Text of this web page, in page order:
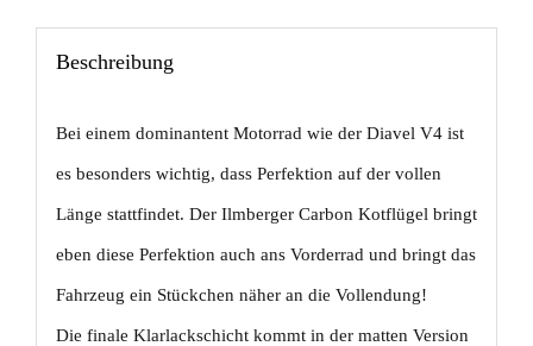
Beschreibung
Bei einem dominantent Motorrad wie der Diavel V4 ist
es besonders wichtig, dass Perfektion auf der vollen
Länge stattfindet. Der Ilmberger Carbon Kotflügel bringt
eben diese Perfektion auch ans Vorderrad und bringt das
Fahrzeug ein Stückchen näher an die Vollendung!
Die finale Klarlackschicht kommt in der matten Version